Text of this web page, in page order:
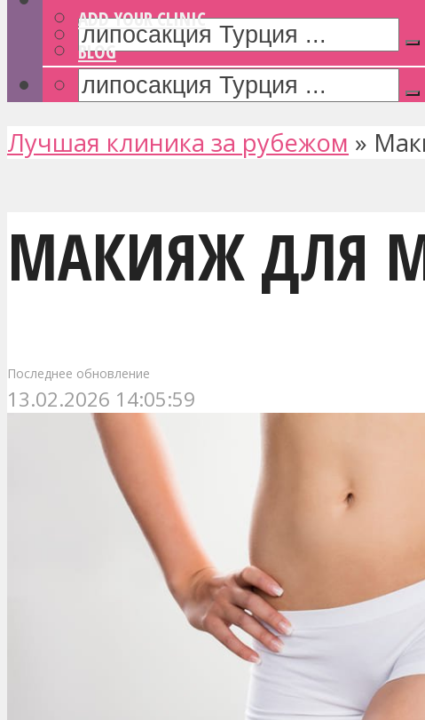
ADD YOUR CLINIC
BLOG
Лучшая клиника за рубежом »
МАКИЯЖ ДЛЯ
Последнее обновление
13.02.2026 14:05:59